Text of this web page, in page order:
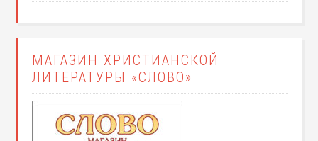
МАГАЗИН ХРИСТИАНСКОЙ
ЛИТЕРАТУРЫ «СЛОВО»